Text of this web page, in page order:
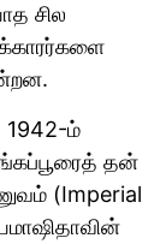
சில
1942-ம்
தன்
(Imperial